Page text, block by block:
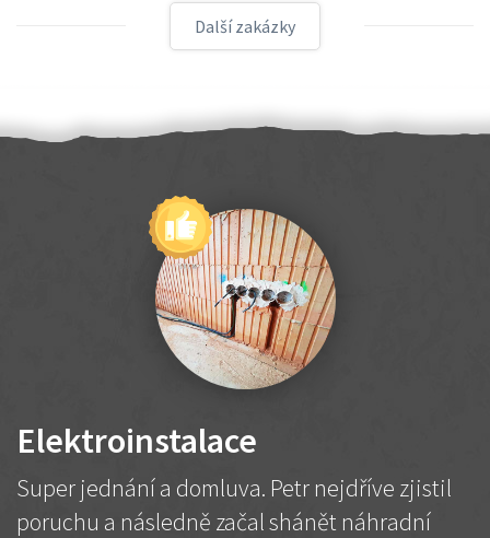
Další zakázky
Elektroinstalace
Super jednání a domluva. Petr nejdříve zjistil
poruchu a následně začal shánět náhradní